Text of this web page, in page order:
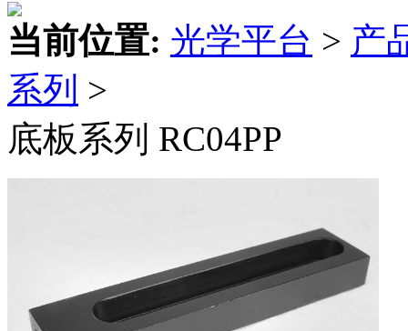
当前位置: 光学平台 > 产
系列 >
底板系列 RC04PP